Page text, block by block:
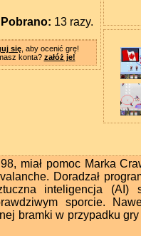
Pobrano: 13 razy.
się, aby ocenić grę!
konta? załóż je!
miał pomoc Marka
Doradzał
inteligencja (AI)
sporcie.
bramki w przypadku